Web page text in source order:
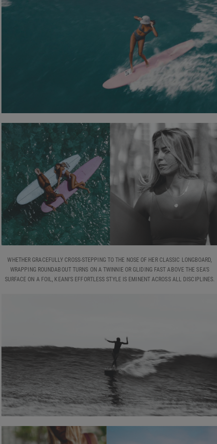
WHETHER GRACEFULLY CROSS-STEPPING TO THE NOSE OF HER CLASSIC LONGBOARD,
WRAPPING ROUNDABOUT TURNS ON A TWINNIE OR GLIDING FAST ABOVE THE SEA’S
SURFACE ON A FOIL, KEANI’S EFFORTLESS STYLE IS EMINENT ACROSS ALL DISCIPLINES.